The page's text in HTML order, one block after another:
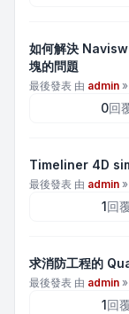
如何解決
塊的問題
最後發表 由 admin »
0回
Timeliner 4D
最後發表 由 admin »
1回
求消防工程的
最後發表 由 admin »
1回